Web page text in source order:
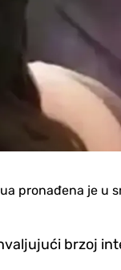
pronađena je
brzoj